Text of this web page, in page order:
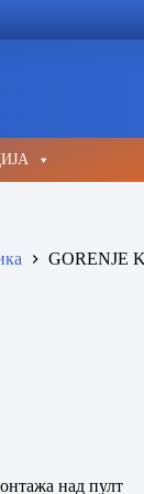
GORENJE
над пулт